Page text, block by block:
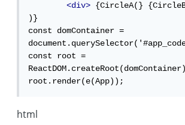
<div> {CircleA(}
)}
const domContainer =
const root =
root.render(e(App));
html